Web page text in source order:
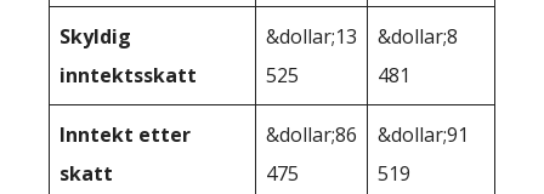
Skyldig
inntektsskatt
&dollar;13
525
&dollar;8
481
Inntekt etter
skatt
&dollar;86
475
&dollar;91
519